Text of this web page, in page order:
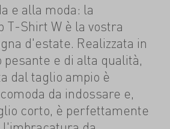
e alla moda: la
T-Shirt W è la vostra
d'estate. Realizzata in
pesante e di alta qualità,
dal taglio ampio è
da indossare e,
corto, è perfettamente